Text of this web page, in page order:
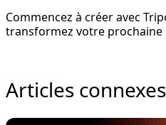
Commencez à créer avec
transformez votre prochaine
Articles connexes